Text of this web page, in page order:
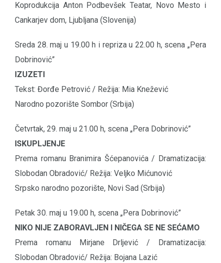
Koprodukcija Anton Podbevšek Teatar, Novo Mesto i
Cankarjev dom, Ljubljana (Slovenija)
Sreda 28. maj u 19.00 h i repriza u 22.00 h, scena „Pera
Dobrinović”
IZUZETI
Tekst: Đorđe Petrović / Režija: Mia Knežević
Narodno pozorište Sombor (Srbija)
Četvrtak, 29. maj u 21.00 h, scena „Pera Dobrinović”
ISKUPLJENJE
Prema romanu Branimira Šćepanovića / Dramatizacija:
Slobodan Obradović/ Režija: Veljko Mićunović
Srpsko narodno pozorište, Novi Sad (Srbija)
Petak 30. maj u 19.00 h, scena „Pera Dobrinović”
NIKO NIJE ZABORAVLJEN I NIČEGA SE NE SEĆAMO
Prema romanu Mirjane Drljević / Dramatizacija:
Slobodan Obradović/ Režija: Bojana Lazić